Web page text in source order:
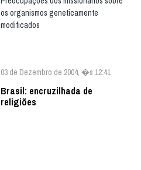
os organismos geneticamente
modificados
03 de Dezembro de 2004, �s 12:41
Brasil: encruzilhada de
religiões